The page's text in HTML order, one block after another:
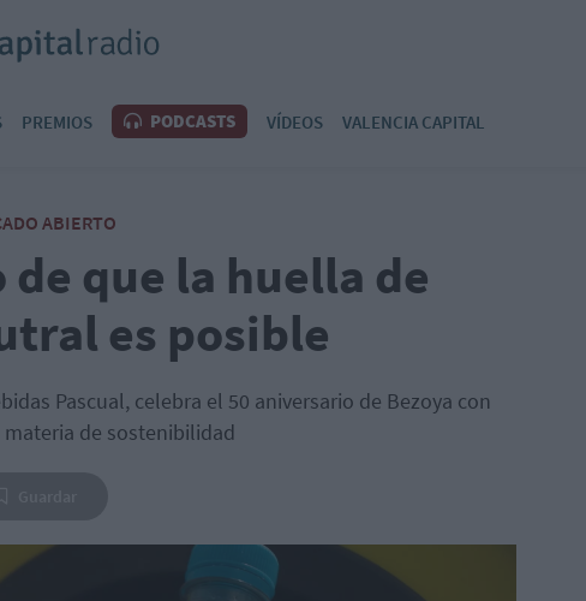
PREMIOS PODCASTS VÍDEOS VALENCIA CAPITAL
ABIERTO
que la huella de
es posible
Pascual, celebra el 50 aniversario de Bezoya con
de sostenibilidad